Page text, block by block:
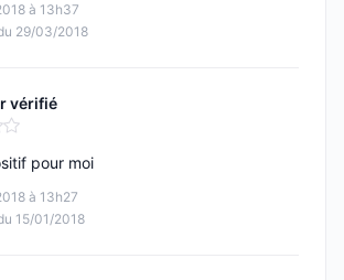
à 13h37
29/03/2018
vérifié
5
à 13h27
15/01/2018
pour moi